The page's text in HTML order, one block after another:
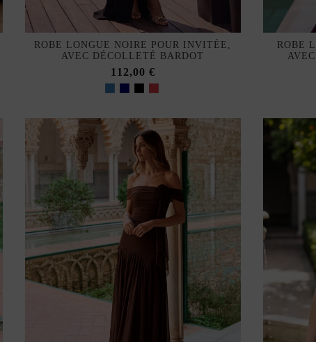
ROBE LONGUE NOIRE POUR INVITÉE,
AVEC DÉCOLLETÉ BARDOT
112,00 €
ROBE